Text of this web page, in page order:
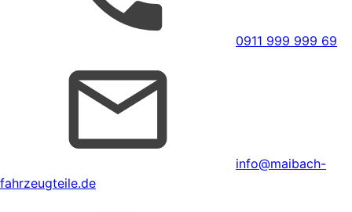
0911 999 999 69
info@maibach-
fahrzeugteile.de